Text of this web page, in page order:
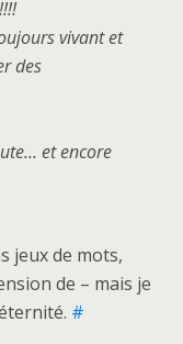
vivant et
des
et encore
jeux de mots,
de – mais je
#